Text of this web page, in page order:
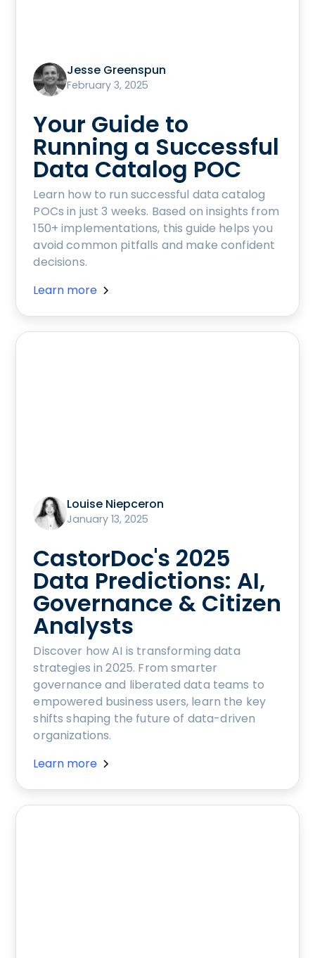
Jesse Greenspun
February 3, 2025
Your Guide to
Running a Successful
Data Catalog POC
Learn how to run successful data catalog
POCs in just 3 weeks. Based on insights from
150+ implementations, this guide helps you
avoid common pitfalls and make confident
decisions.
Learn more
Louise Niepceron
January 13, 2025
CastorDoc's 2025
Data Predictions: AI,
Governance & Citizen
Analysts
Discover how AI is transforming data
strategies in 2025. From smarter
governance and liberated data teams to
empowered business users, learn the key
shifts shaping the future of data-driven
organizations.
Learn more